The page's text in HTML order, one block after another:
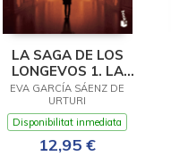
LA SAGA DE LOS
LONGEVOS 1. LA
VIEJA FAMILIA
EVA GARCÍA SÁENZ DE
URTURI
Disponibilitat inmediata
12,95 €